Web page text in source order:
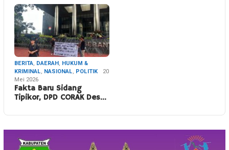
BERITA, DAERAH, HUKUM &
KRIMINAL, NASIONAL, POLITIK
20
Mei 2026
Fakta Baru Sidang
Tipikor, DPD CORAK Des…